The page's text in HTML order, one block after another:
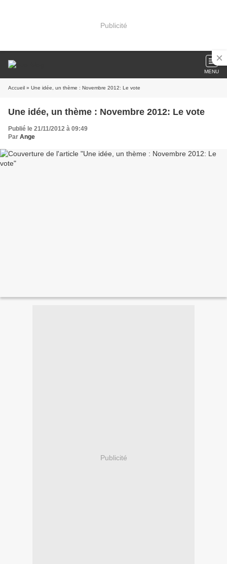
Publicité
MENU
Accueil » Une idée, un thème : Novembre 2012: Le vote
Une idée, un thème : Novembre 2012: Le vote
Publié le 21/11/2012 à 09:49
Par Ange
Publicité